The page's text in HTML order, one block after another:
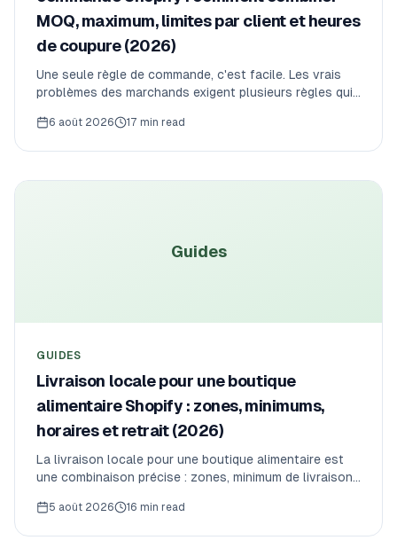
MOQ, maximum, limites par client et heures
de coupure (2026)
Une seule règle de commande, c'est facile. Les vrais
problèmes des marchands exigent plusieurs règles qui
par client et une heure de coupure. Voici le livre de
natif atteint ses limites.
6 août 2026 17 min read
Guides
GUIDES
Livraison locale pour une boutique
alimentaire Shopify : zones, minimums,
horaires et retrait (2026)
La livraison locale pour une boutique alimentaire est
une combinaison précise : zones, minimum de livraison,
configurer sur Shopify — et la limite native des wallets
5 août 2026 16 min read